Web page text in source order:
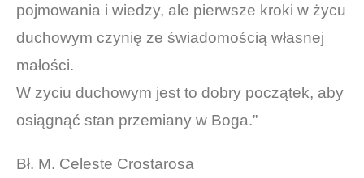
pojmowania i wiedzy, ale pierwsze kroki w życu
duchowym czynię ze świadomością własnej
małości.
W zyciu duchowym jest to dobry początek, aby
osiągnąć stan przemiany w Boga.”
Bł. M. Celeste Crostarosa